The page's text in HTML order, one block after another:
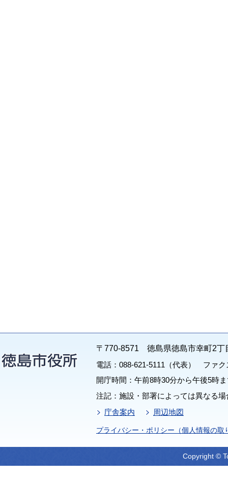
〒770-8571 徳島県徳島市幸町2丁
電話：088-621-5111（代表） ファク
開庁時間：午前8時30分から午後5時
注記：施設・部署によっては異なる
庁舎案内
周辺地図
プライバシー・ポリシー（個人情報の取
Copyright ©